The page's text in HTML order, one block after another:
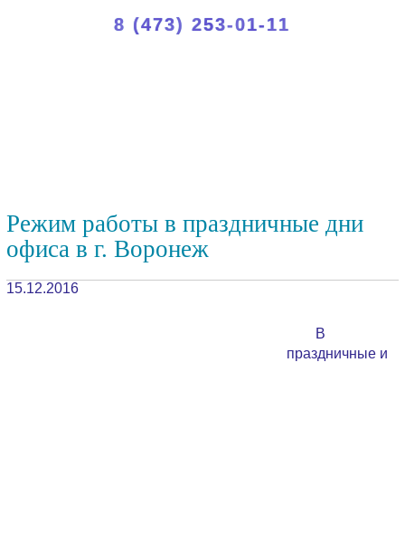
8 (473) 253-01-11
Режим работы в праздничные дни
офиса в г. Воронеж
15.12.2016
В
праздничные и